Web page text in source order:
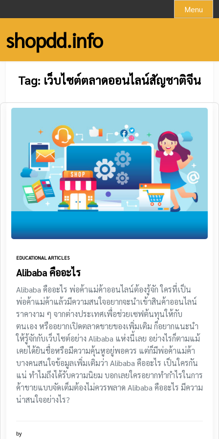
to
content
Menu
shopdd.info
Tag: เว็บไซต์ตลาดออนไลน์สัญชาติจีน
EDUCATIONAL ARTICLES
Alibaba คืออะไร
Alibaba คืออะไร พ่อค้าแม่ค้าออนไลน์ต้องรู้จัก ใครที่เป็น
พ่อค้าแม่ค้าแล้วมีความสนใจอยากจะนำเข้าสินค้าออนไลน์
ราคางาม ๆ จากต่างประเทศเพื่อช่วยเซฟต้นทุนให้กับ
ตนเอง หรืออยากเปิดตลาดขายของเพิ่มเติม ก็อยากแนะนำ
ให้รู้จักกับเว็บไซต์อย่าง Alibaba แห่งนี้เลย อย่างไรก็ตามแม้
เคยได้ยินชื่อหรือมีความคุ้นหูอยู่พอควร แต่ก็มีพ่อค้าแม่ค้า
บางคนสนใจข้อมูลเพิ่มเติมว่า Alibaba คืออะไร เป็นใครกัน
แน่ ทำไมถึงได้รับความนิยม บอกเลยใครอยากทำกำไรในการ
ค้าขายแบบจัดเต็มต้องไม่ควรพลาด Alibaba คืออะไร มีความ
น่าสนใจอย่างไร?
by